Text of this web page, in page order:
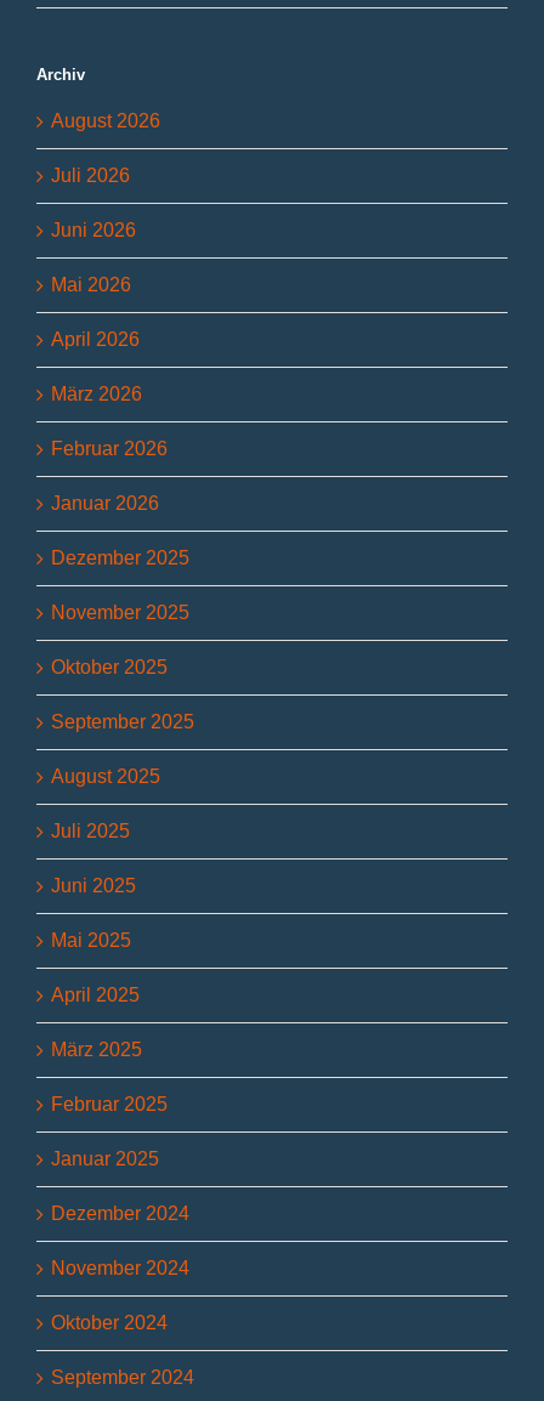
Archiv
August 2026
Juli 2026
Juni 2026
Mai 2026
April 2026
März 2026
Februar 2026
Januar 2026
Dezember 2025
November 2025
Oktober 2025
September 2025
August 2025
Juli 2025
Juni 2025
Mai 2025
April 2025
März 2025
Februar 2025
Januar 2025
Dezember 2024
November 2024
Oktober 2024
September 2024